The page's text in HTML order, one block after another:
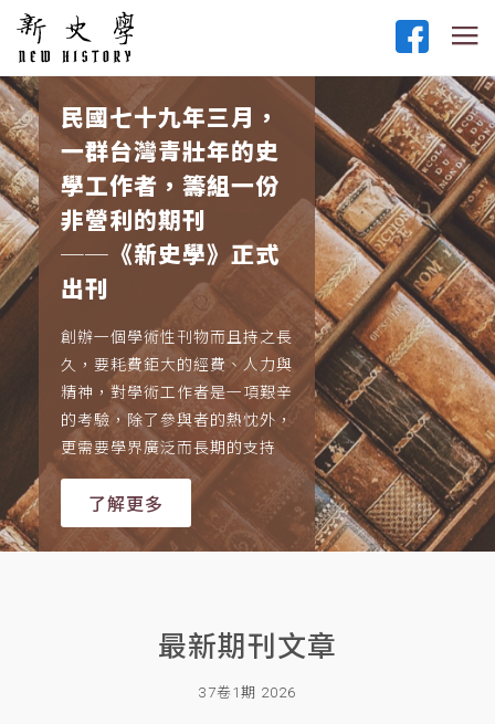
民國七十九年三月，
一群台灣青壯年的史
學工作者，籌組一份
非營利的期刊
──《新史學》正式
出刊
創辦一個學術性刊物而且持之長
久，要耗費鉅大的經費、人力與
精神，對學術工作者是一項艱辛
的考驗，除了參與者的熱忱外，
更需要學界廣泛而長期的支持
了解更多
最新期刊文章
37卷1期 2026